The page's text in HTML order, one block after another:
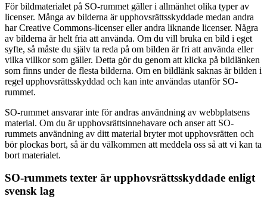
För bildmaterialet på SO-rummet gäller i allmänhet olika typer av
licenser. Många av bilderna är upphovsrättsskyddade medan andra
har Creative Commons-licenser eller andra liknande licenser. Några
av bilderna är helt fria att använda. Om du vill bruka en bild i eget
syfte, så måste du själv ta reda på om bilden är fri att använda eller
vilka villkor som gäller. Detta gör du genom att klicka på bildlänken
som finns under de flesta bilderna. Om en bildlänk saknas är bilden i
regel upphovsrättsskyddad och kan inte användas utanför SO-
rummet.
SO-rummet ansvarar inte för andras användning av webbplatsens
material. Om du är upphovsrättsinnehavare och anser att SO-
rummets användning av ditt material bryter mot upphovsrätten och
bör plockas bort, så är du välkommen att meddela oss så att vi kan ta
bort materialet.
SO-rummets texter är upphovsrättsskyddade enligt
svensk lag